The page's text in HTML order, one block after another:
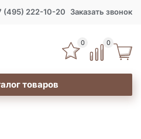
(495) 222-10-20 Заказать звонок
товаров
0 0